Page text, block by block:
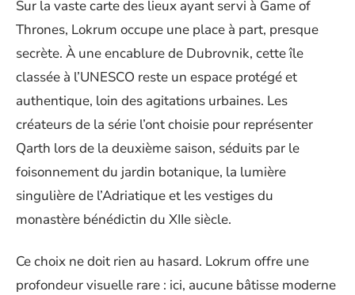
Sur la vaste carte des lieux ayant servi à Game of
Thrones, Lokrum occupe une place à part, presque
secrète. À une encablure de Dubrovnik, cette île
classée à l’UNESCO reste un espace protégé et
authentique, loin des agitations urbaines. Les
créateurs de la série l’ont choisie pour représenter
Qarth lors de la deuxième saison, séduits par le
foisonnement du jardin botanique, la lumière
singulière de l’Adriatique et les vestiges du
monastère bénédictin du XIIe siècle.
Ce choix ne doit rien au hasard. Lokrum offre une
profondeur visuelle rare : ici, aucune bâtisse moderne